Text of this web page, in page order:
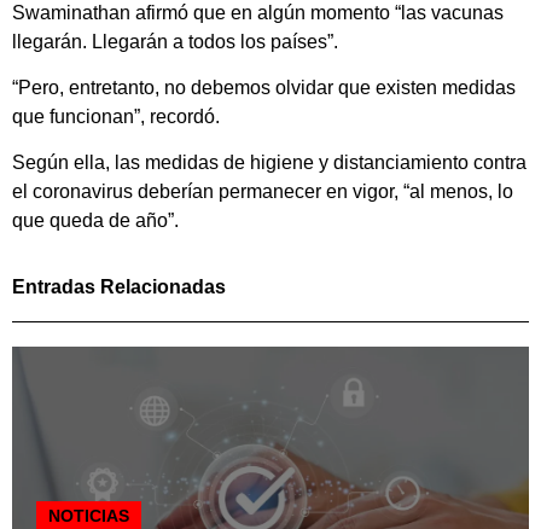
Swaminathan afirmó que en algún momento “las vacunas
llegarán. Llegarán a todos los países”.
“Pero, entretanto, no debemos olvidar que existen medidas
que funcionan”, recordó.
Según ella, las medidas de higiene y distanciamiento contra
el coronavirus deberían permanecer en vigor, “al menos, lo
que queda de año”.
Entradas Relacionadas
NOTICIAS